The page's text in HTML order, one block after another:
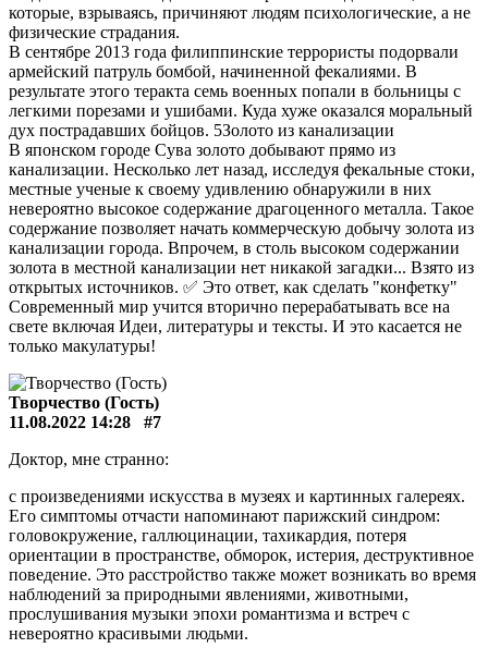
которые, взрываясь, причиняют людям психологические, а не
физические страдания.
В сентябре 2013 года филиппинские террористы подорвали
армейский патруль бомбой, начиненной фекалиями. В
результате этого теракта семь военных попали в больницы с
легкими порезами и ушибами. Куда хуже оказался моральный
дух пострадавших бойцов. 5Золото из канализации
В японском городе Сува золото добывают прямо из
канализации. Несколько лет назад, исследуя фекальные стоки,
местные ученые к своему удивлению обнаружили в них
невероятно высокое содержание драгоценного металла. Такое
содержание позволяет начать коммерческую добычу золота из
канализации города. Впрочем, в столь высоком содержании
золота в местной канализации нет никакой загадки... Взято из
открытых источников. ✅ Это ответ, как сделать "конфетку"
Современный мир учится вторично перерабатывать все на
свете включая Идеи, литературы и тексты. И это касается не
только макулатуры!
Творчество (Гость)
11.08.2022 14:28
#7
Доктор, мне странно:
с произведениями искусства в музеях и картинных галереях.
Его симптомы отчасти напоминают парижский синдром:
головокружение, галлюцинации, тахикардия, потеря
ориентации в пространстве, обморок, истерия, деструктивное
поведение. Это расстройство также может возникать во время
наблюдений за природными явлениями, животными,
прослушивания музыки эпохи романтизма и встреч с
невероятно красивыми людьми.